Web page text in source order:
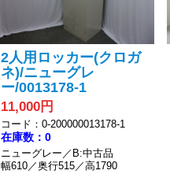
2人用ロッカー(クロガ
ネ)/ニューグレ
ー/0013178-1
11,000円
コード：0-200000013178-1
在庫数：0
ニューグレー／B:中古品
幅610／奥行515／高1790